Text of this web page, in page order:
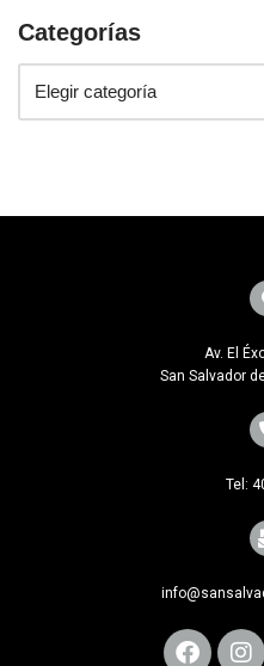
Categorías
Av. El
San Salvador
Tel: